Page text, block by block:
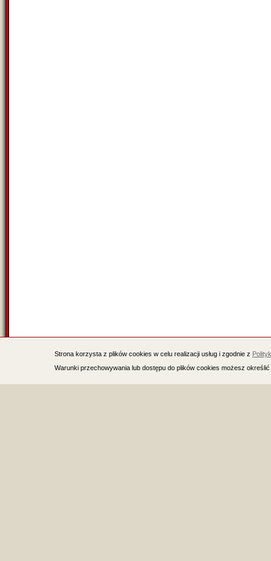
Strona korzysta z plików cookies w celu realizacji usług i zgodnie z
Warunki przechowywania lub dostępu do plików cookies możesz